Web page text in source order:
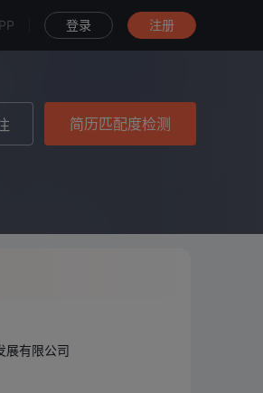
登录 注册
简历匹配度检测
展有限公司